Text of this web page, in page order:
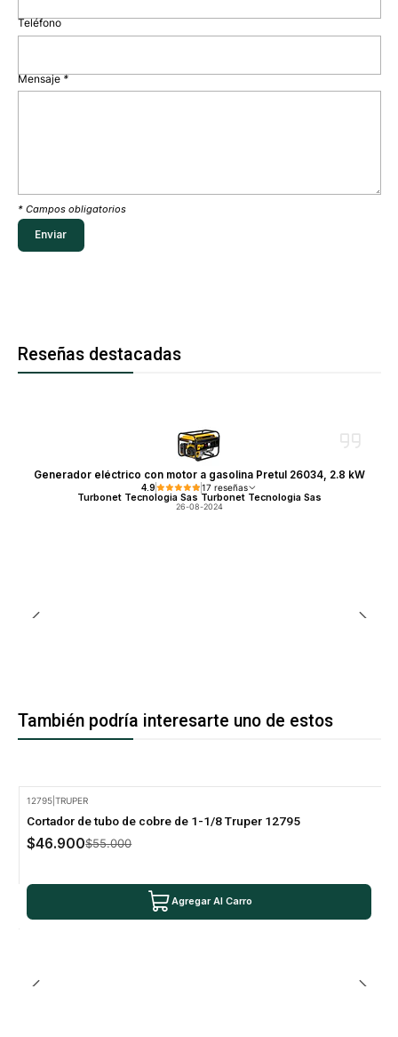
Teléfono
Mensaje*
* Campos obligatorios
Reseñas destacadas
Generador eléctrico con motor a gasolina Pretul 26034, 2.8 kW
4.9 17 reseñas
Turbonet Tecnologia Sas Turbonet Tecnologia Sas
26-08-2024
También podría interesarte uno de estos
12795 |TRUPER
Cortador de tubo de cobre de 1-1/8 Truper 12795
$46.900$55.000
Agregar Al Carro